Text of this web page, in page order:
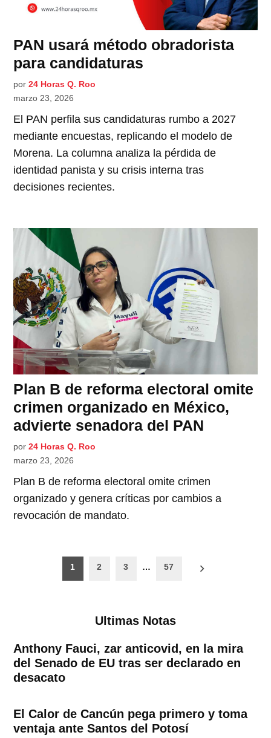
PAN usará método obradorista
para candidaturas
por 24 Horas Q. Roo
marzo 23, 2026
El PAN perfila sus candidaturas rumbo a 2027
mediante encuestas, replicando el modelo de
Morena. La columna analiza la pérdida de
identidad panista y su crisis interna tras
decisiones recientes.
Plan B de reforma electoral omite
crimen organizado en México,
advierte senadora del PAN
por 24 Horas Q. Roo
marzo 23, 2026
Plan B de reforma electoral omite crimen
organizado y genera críticas por cambios a
revocación de mandato.
Paginación
1 2 3 … 57
Ultimas Notas
Anthony Fauci, zar anticovid, en la mira
del Senado de EU tras ser declarado en
desacato
El Calor de Cancún pega primero y toma
ventaja ante Santos del Potosí